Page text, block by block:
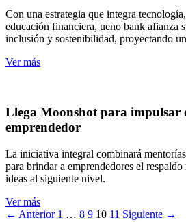
Con una estrategia que integra
educación financiera, ueno bank afianza
inclusión y sostenibilidad, proyectando
Ver más
Llega Moonshot para impulsar
emprendedor
La iniciativa integral combinará
para brindar a emprendedores el
ideas al siguiente nivel.
Ver más
Navegación
← Anterior 1 … 8 9 10 11 Siguiente →